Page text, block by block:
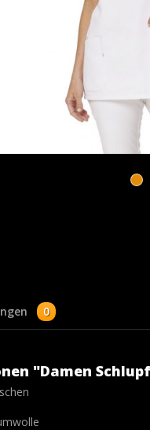
0
"Damen